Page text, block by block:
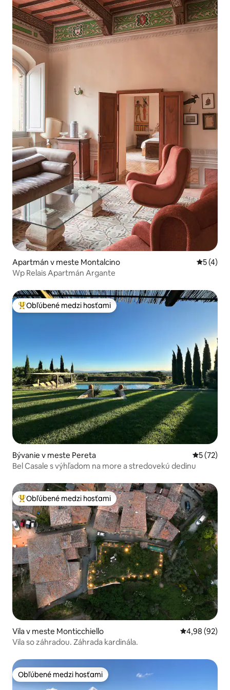
Apartmán v meste Montalcino
5 (4)
Wp Relais Apartmán Argante
Najobľúbenejšie medzi hosťami
Obľúbené medzi hosťami
Bývanie v meste Pereta
5 (72)
Bel Casale s výhľadom na more a stredovekú dedinu
Najobľúbenejšie medzi hosťami
Obľúbené medzi hosťami
Vila v meste Monticchiello Priemerné
4,98 (92)
Vila so záhradou. Záhrada kardinála.
Obľúbené medzi hosťami
Obľúbené medzi hosťami